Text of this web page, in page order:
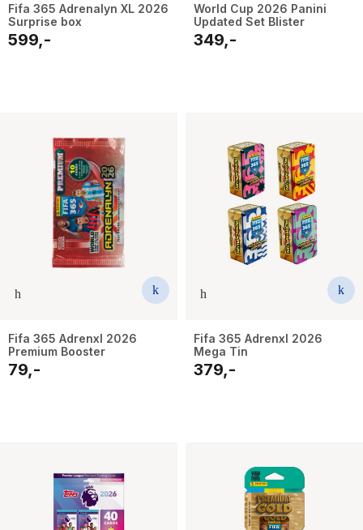
Fifa 365 Adrenalyn XL 2026
Surprise box
599,-
World Cup 2026 Panini
Updated Set Blister
349,-
Fifa 365 Adrenxl 2026
Premium Booster
79,-
Fifa 365 Adrenxl 2026
Mega Tin
379,-